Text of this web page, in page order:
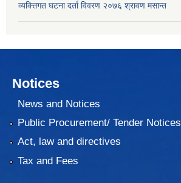
व्यक्त्तिगत घटना दर्ता विवरण २०७६ श्रावण मसान्त
Notices
News and Notices
Public Procurement/ Tender Notices
Act, law and directives
Tax and Fees